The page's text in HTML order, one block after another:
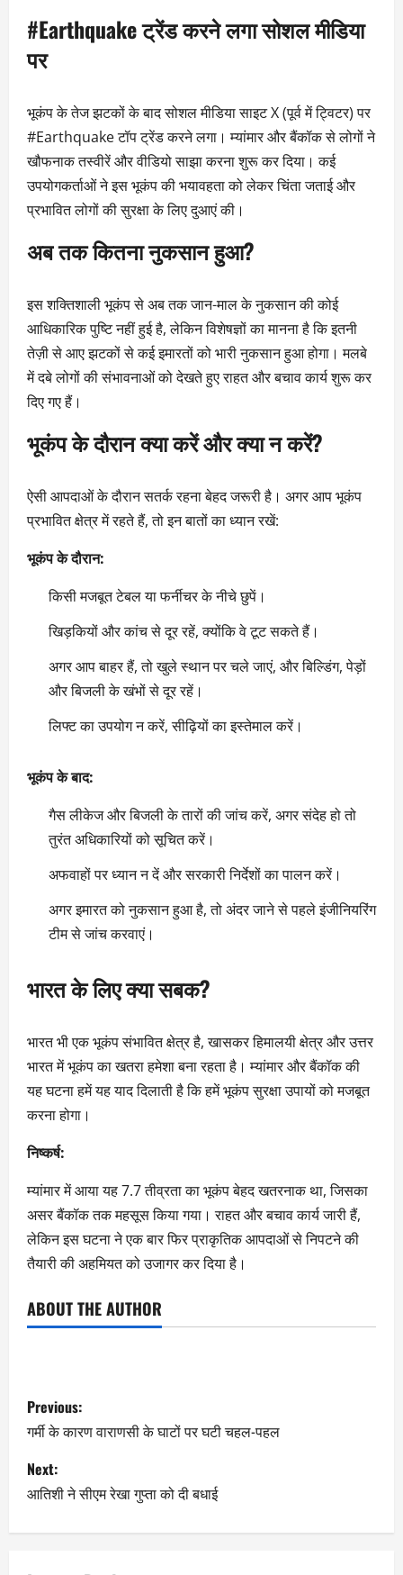
#Earthquake ट्रेंड करने लगा सोशल मीडिया
पर
भूकंप के तेज झटकों के बाद सोशल मीडिया साइट X (पूर्व में ट्विटर) पर
#Earthquake टॉप ट्रेंड करने लगा। म्यांमार और बैंकॉक से लोगों ने
खौफनाक तस्वीरें और वीडियो साझा करना शुरू कर दिया। कई
उपयोगकर्ताओं ने इस भूकंप की भयावहता को लेकर चिंता जताई और
प्रभावित लोगों की सुरक्षा के लिए दुआएं की।
अब तक कितना नुकसान हुआ?
इस शक्तिशाली भूकंप से अब तक जान-माल के नुकसान की कोई
आधिकारिक पुष्टि नहीं हुई है, लेकिन विशेषज्ञों का मानना है कि इतनी
तेज़ी से आए झटकों से कई इमारतों को भारी नुकसान हुआ होगा। मलबे
में दबे लोगों की संभावनाओं को देखते हुए राहत और बचाव कार्य शुरू कर
दिए गए हैं।
भूकंप के दौरान क्या करें और क्या न करें?
ऐसी आपदाओं के दौरान सतर्क रहना बेहद जरूरी है। अगर आप भूकंप
प्रभावित क्षेत्र में रहते हैं, तो इन बातों का ध्यान रखें:
भूकंप के दौरान:
किसी मजबूत टेबल या फर्नीचर के नीचे छुपें।
खिड़कियों और कांच से दूर रहें, क्योंकि वे टूट सकते हैं।
अगर आप बाहर हैं, तो खुले स्थान पर चले जाएं, और बिल्डिंग, पेड़ों
और बिजली के खंभों से दूर रहें।
लिफ्ट का उपयोग न करें, सीढ़ियों का इस्तेमाल करें।
भूकंप के बाद:
गैस लीकेज और बिजली के तारों की जांच करें, अगर संदेह हो तो
तुरंत अधिकारियों को सूचित करें।
अफवाहों पर ध्यान न दें और सरकारी निर्देशों का पालन करें।
अगर इमारत को नुकसान हुआ है, तो अंदर जाने से पहले इंजीनियरिंग
टीम से जांच करवाएं।
भारत के लिए क्या सबक?
भारत भी एक भूकंप संभावित क्षेत्र है, खासकर हिमालयी क्षेत्र और उत्तर
भारत में भूकंप का खतरा हमेशा बना रहता है। म्यांमार और बैंकॉक की
यह घटना हमें यह याद दिलाती है कि हमें भूकंप सुरक्षा उपायों को मजबूत
करना होगा।
निष्कर्ष:
म्यांमार में आया यह 7.7 तीव्रता का भूकंप बेहद खतरनाक था, जिसका
असर बैंकॉक तक महसूस किया गया। राहत और बचाव कार्य जारी हैं,
लेकिन इस घटना ने एक बार फिर प्राकृतिक आपदाओं से निपटने की
तैयारी की अहमियत को उजागर कर दिया है।
ABOUT THE AUTHOR
Previous:
गर्मी के कारण वाराणसी के घाटों पर घटी चहल-पहल
Next:
आतिशी ने सीएम रेखा गुप्ता को दी बधाई